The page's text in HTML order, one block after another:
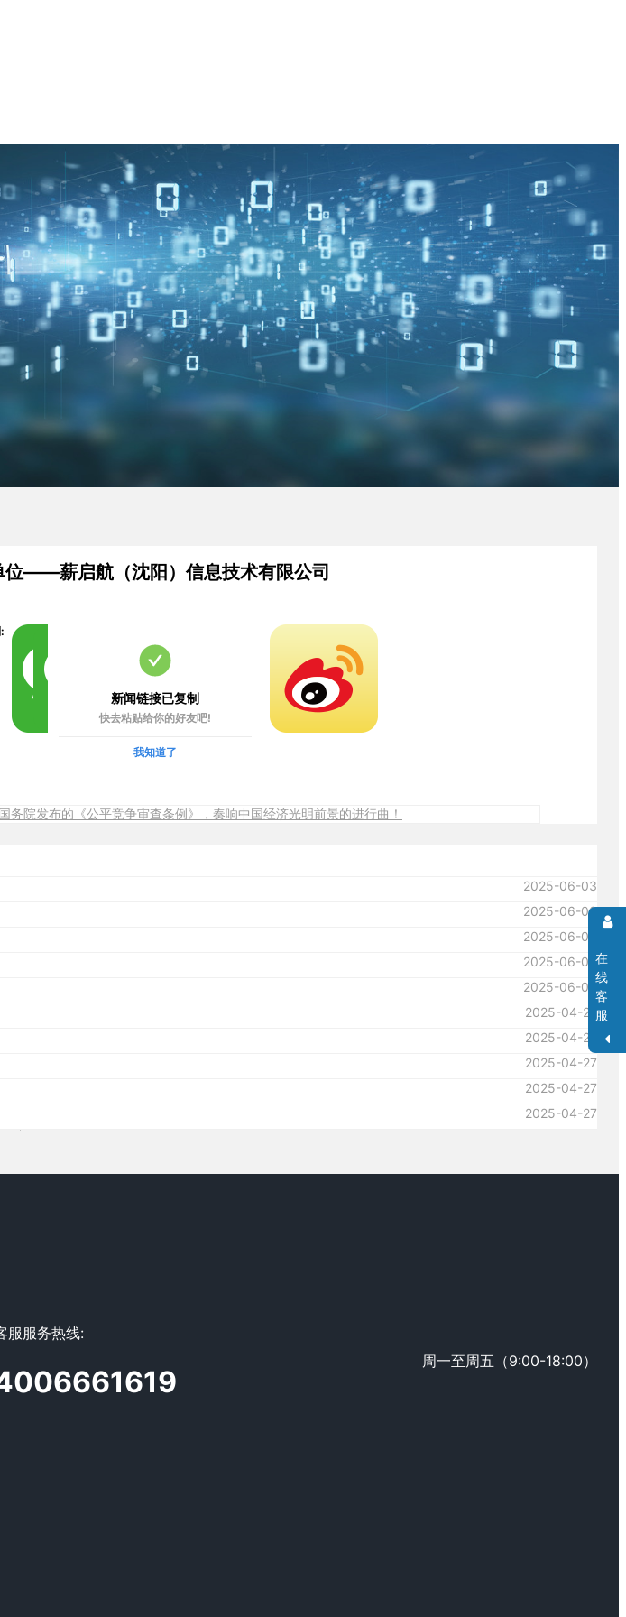
——薪启航（沈阳）信息技术有限公司
新闻链接已复制
快去粘贴给你的好友吧!
我知道了
务院发布的《公平竞争审查条例》，奏响中国经济光明前景的进行曲！
2025-06-03
2025-06-03
2025-06-03
2025-06-03
2025-06-03
2025-04-27
2025-04-27
2025-04-27
2025-04-27
2025-04-27
服服务热线:
周一至周五（9:00-18:00）
在
线
客
服